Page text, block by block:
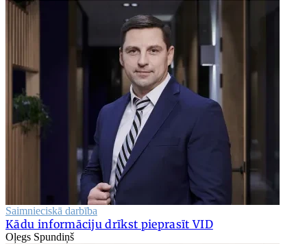
Saimnieciskā darbība
Kādu informāciju drīkst pieprasīt VID
Oļegs Spundiņš